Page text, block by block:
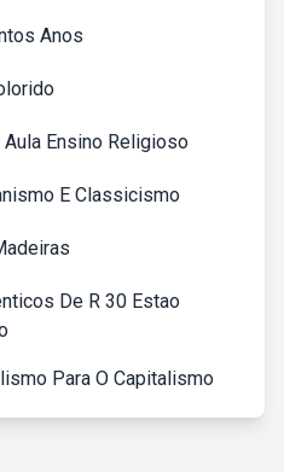
Anos
Ensino Religioso
E Classicismo
De R 30 Estao
Para O Capitalismo